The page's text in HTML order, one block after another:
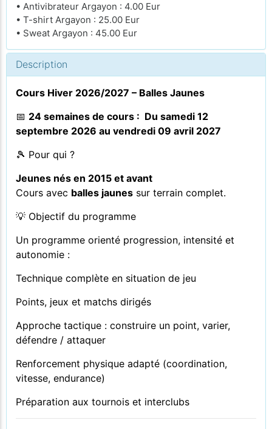
• Antivibrateur Argayon : 4.00 Eur
• T-shirt Argayon : 25.00 Eur
• Sweat Argayon : 45.00 Eur
Description
Cours Hiver 2026/2027 – Balles Jaunes
📅 24 semaines de cours : Du samedi 12
septembre 2026 au vendredi 09 avril 2027
🎾 Pour qui ?
Jeunes nés en 2015 et avant
Cours avec balles jaunes sur terrain complet.
💡 Objectif du programme
Un programme orienté progression, intensité et
autonomie :
Technique complète en situation de jeu
Points, jeux et matchs dirigés
Approche tactique : construire un point, varier,
défendre / attaquer
Renforcement physique adapté (coordination,
vitesse, endurance)
Préparation aux tournois et interclubs